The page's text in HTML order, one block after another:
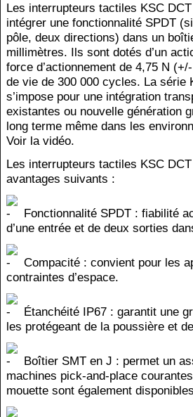
Les interrupteurs tactiles KSC
intégrer une fonctionnalité SPDT
pôle, deux directions) dans un
millimètres. Ils sont dotés d’un
force d’actionnement de 4,75 N
de vie de 300 000 cycles. La série
s’impose pour une intégration
existantes ou nouvelle génération
long terme même dans les
Voir la vidéo.
Les interrupteurs tactiles KSC
avantages suivants :
Fonctionnalité SPDT : fiabilité
d’une entrée et de deux sorties
Compacité : convient pour les
contraintes d’espace.
Étanchéité IP67 : garantit une
les protégeant de la poussière et
Boîtier SMT en J : permet un
machines pick-and-place
mouette sont également